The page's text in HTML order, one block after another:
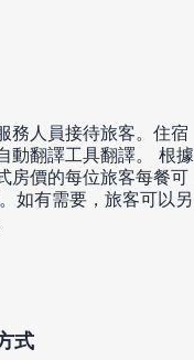
務人員接待旅客。住宿
動翻譯工具翻譯。 根據
房價的每位旅客每餐可
如有需要，旅客可以另
式